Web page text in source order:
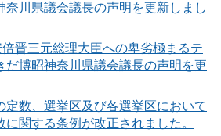
奈川県議会議長の声明を更新しまし
倍晋三元総理大臣への卑劣極まるテ
だ博昭神奈川県議会議長の声明を更
定数、選挙区及び各選挙区において
関する条例が改正されました。